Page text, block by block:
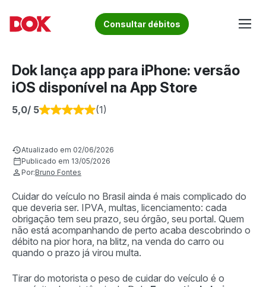
content
Acesse o Blog e conheça todos os nossos artigos | DOK
Fique por dentro de artigos sobre o trânsito brasileiro!
Conheça informações sobre licenciamento, ipva, multas e
Consultar débitos
Dok lança app para iPhone: versão
iOS disponível na App Store
5,0/ 5 (1)
Atualizado em 02/06/2026
Publicado em 13/05/2026
Por:Bruno Fontes
Cuidar do veículo no Brasil ainda é mais complicado do
que deveria ser. IPVA, multas, licenciamento: cada
obrigação tem seu prazo, seu órgão, seu portal. Quem
não está acompanhando de perto acaba descobrindo o
débito na pior hora, na blitz, na venda do carro ou
quando o prazo já virou multa.
Tirar do motorista o peso de cuidar do veículo é o